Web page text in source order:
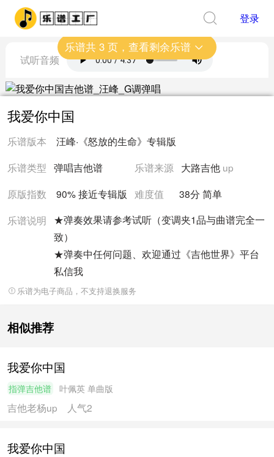
登录
试听音频
乐谱共 3页，查看剩余乐谱
我爱你中国
乐谱版本 汪峰· 《怒放的生命》 专辑版
乐谱类型
弹唱吉他谱 乐谱来源 大路吉他up
原版指数
90% 接近专辑版 难度值 38分 简单
乐谱说明
★弹奏效果请参考试听（变调夹1品与曲谱完全一
致）
★弹奏中任何问题、欢迎通过《吉他世界》平台
私信我
乐谱为电子商品，不支持退换服务
相似推荐
我爱你中国
指弹吉他谱 叶佩英 单曲版
吉他老杨up 人气2
我爱你中国